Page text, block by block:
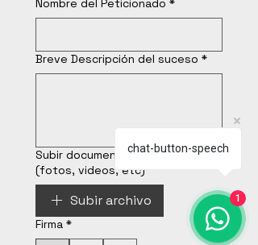
Nombre del Peticionado *
Breve Descripción del suceso *
Subir documentos de apoyo
(fotos, videos, etc)
Subir archivo
Firma *
chat-button-speech
1